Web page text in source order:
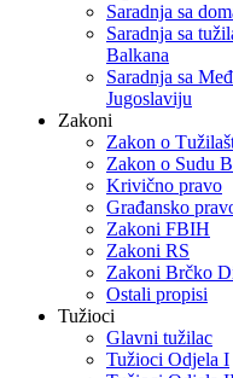
Saradnja sa
Saradnja sa
Balkana
Saradnja sa
Jugoslaviju
Zakoni
Zakon o
Zakon o Sudu
Krivično pravo
Građansko
Zakoni FBIH
Zakoni RS
Zakoni Brčko
Ostali propisi
Tužioci
Glavni tužilac
Tužioci Odjela I